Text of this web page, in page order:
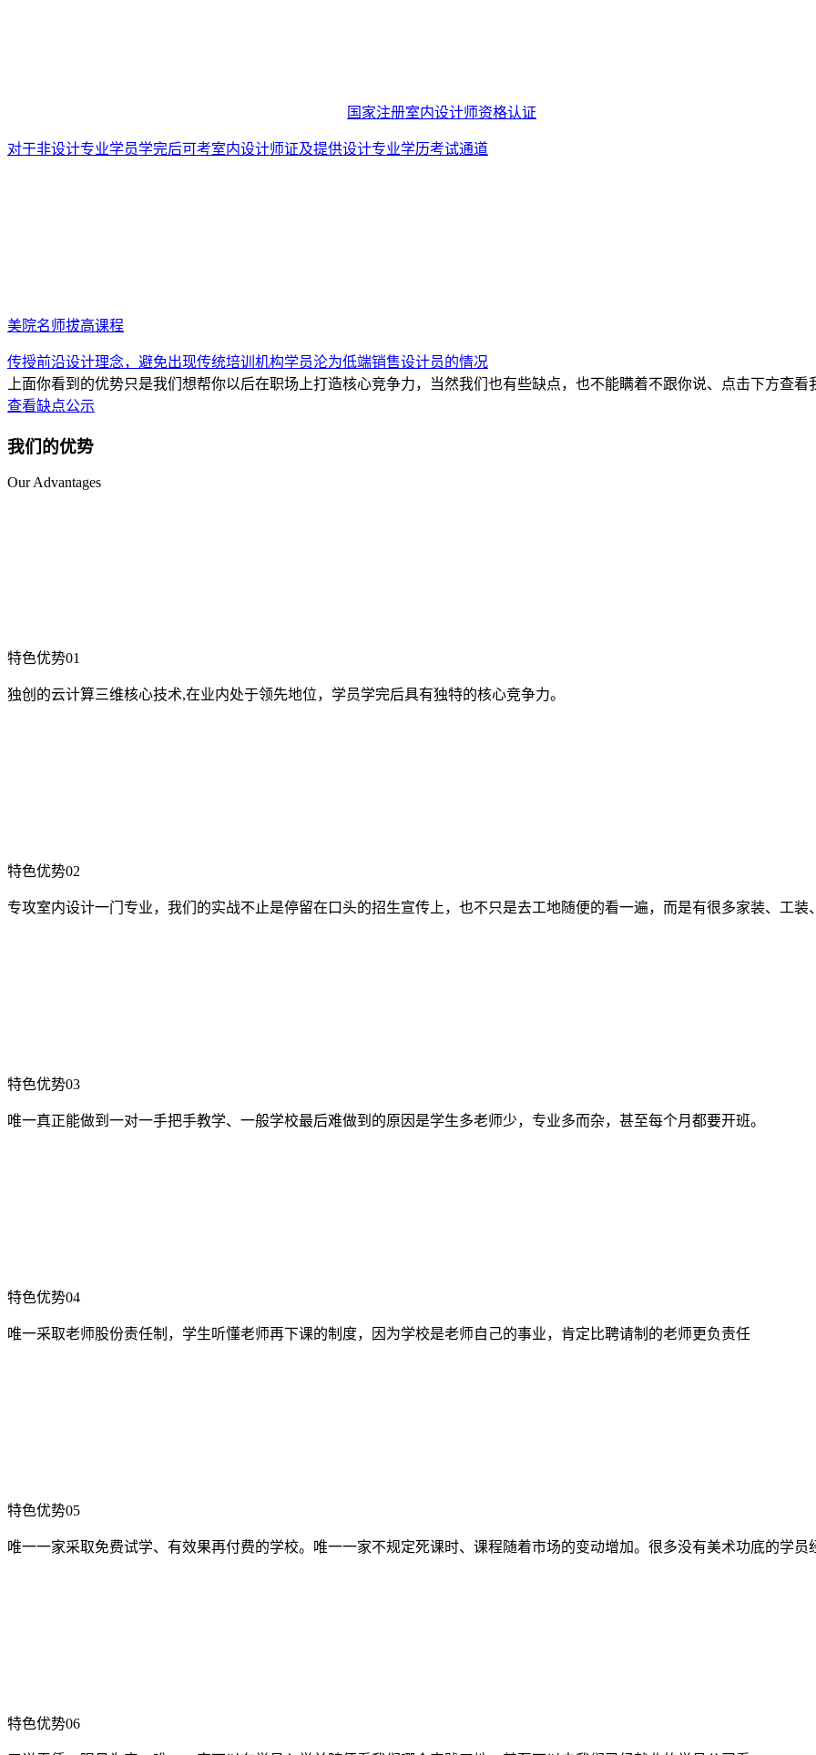
国家注册室内设计师资格认证
对于非设计专业学员学完后可考室内设计师证及提供设计专业学历考试通道
美院名师拔高课程
传授前沿设计理念，避免出现传统培训机构学员沦为低端销售设计员的情况
上面你看到的优势只是我们想帮你以后在职场上打造核心竞争力，当然我们也有些缺点，也不能瞒着不跟你说、点击下方查看
查看缺点公示
我们的优势
Our Advantages
特色优势01
独创的云计算三维核心技术,在业内处于领先地位，学员学完后具有独特的核心竞争力。
特色优势02
专攻室内设计一门专业，我们的实战不止是停留在口头的招生宣传上，也不只是去工地随便的看一遍，而是有很多家装、工装
特色优势03
唯一真正能做到一对一手把手教学、一般学校最后难做到的原因是学生多老师少，专业多而杂，甚至每个月都要开班。
特色优势04
唯一采取老师股份责任制，学生听懂老师再下课的制度，因为学校是老师自己的事业，肯定比聘请制的老师更负责任
特色优势05
唯一一家采取免费试学、有效果再付费的学校。唯一一家不规定死课时、课程随着市场的变动增加。很多没有美术功底的学员
特色优势06